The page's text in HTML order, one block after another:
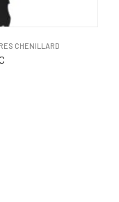
CHENILLARD